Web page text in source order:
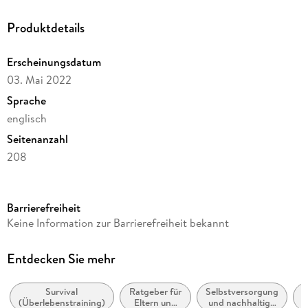
Produktdetails
Erscheinungsdatum
03. Mai 2022
Sprache
englisch
Seitenanzahl
208
Autor/Autorin
Verlag/Hersteller
Produktart
Barrierefreiheit
Keine Information zur Barrierefreiheit bekannt
Entdecken Sie mehr
Survival
(Überlebenstraining)
Ratgeber für
Eltern und
Selbstversorgung
und nachhaltige